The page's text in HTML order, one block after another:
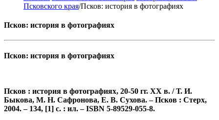
Псковского края/Псков: история в фотографиях
Псков: история в фотографиях
Псков: история в фотографиях
Псков : история в фотографиях, 20-50 гг. XX в. / Т. И.
Быкова, М. Н. Сафронова, Е. В. Сухова. – Псков : Стерх,
2004. – 134, [1] с. : ил. – ISBN 5-89529-055-8.